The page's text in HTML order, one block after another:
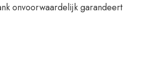
onvoorwaardelijk garandeert